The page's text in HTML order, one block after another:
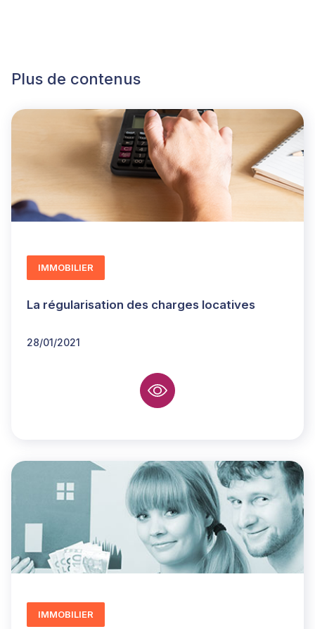
Plus de contenus
La régularisation des charges locatives
28/01/2021
IMMOBILIER
IMMOBILIER